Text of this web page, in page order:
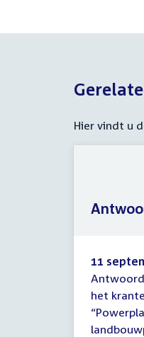
Hier vindt u
vragen
11
het